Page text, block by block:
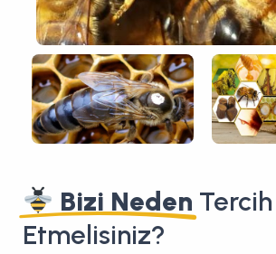
Bizi Neden Tercih
Etmelisiniz?